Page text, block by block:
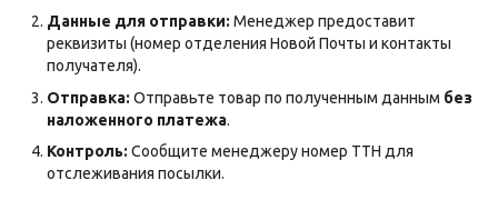
Данные для отправки: Менеджер предоставит
реквизиты (номер отделения Новой Почты и контакты
получателя).
Отправка: Отправьте товар по полученным данным без
наложенного платежа.
Контроль: Сообщите менеджеру номер ТТН для
отслеживания посылки.